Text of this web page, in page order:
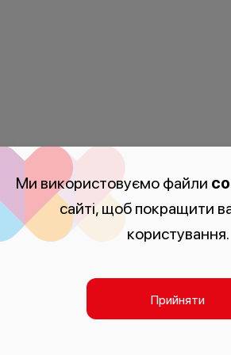
Ми використовуємо файли
сайті, щоб покращити
користування.
Прийняти